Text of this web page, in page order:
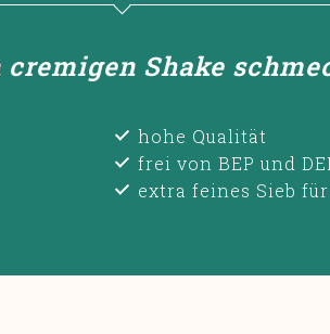
Shake
hohe Qualität
frei von BEP und
extra feines Sieb